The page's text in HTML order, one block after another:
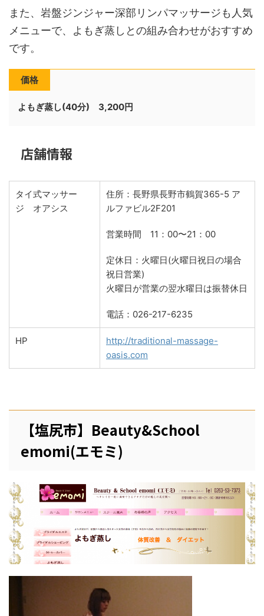
また、岩盤ジンジャー深部リンパマッサージも人気
メニューで、よもぎ蒸しとの組み合わせがおすすめ
です。
価格
よもぎ蒸し(40分) 3,200円
店舗情報
タイ式マッサー
ジ オアシス
住所：長野県長野市鶴賀365-5 ア
ルファビル2F201
営業時間 11：00〜21：00
定休日：火曜日(火曜日祝日の場合
祝日営業)
火曜日が営業の翌水曜日は振替休日
電話：026-217-6235
HP
http://traditional-massage-
oasis.com
【塩尻市】Beauty&School
emomi(エモミ)